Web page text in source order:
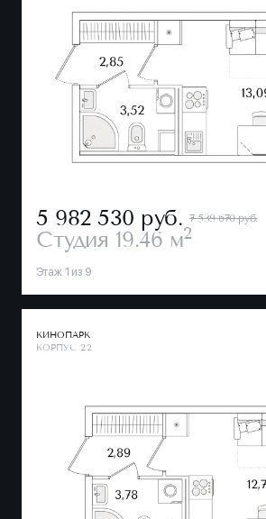
5 982 530 руб. 7 539 670 руб.
Студия 19.46 м2
Этаж 1 из 9
КИНОПАРК
КОРПУС 2.2